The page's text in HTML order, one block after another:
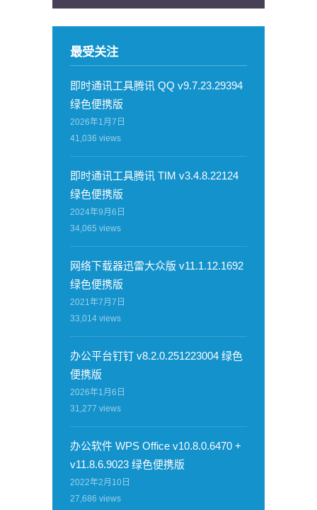
最受关注
即时通讯工具腾讯 QQ v9.7.23.29394
绿色便携版
2026年1月7日
41,036 views
即时通讯工具腾讯 TIM v3.4.8.22124
绿色便携版
2024年9月6日
34,065 views
网络下载器迅雷大众版 v11.1.12.1692
绿色便携版
2021年7月7日
33,014 views
办公平台钉钉 v8.2.0.251223004 绿色
便携版
2026年1月6日
31,277 views
办公软件 WPS Office v10.8.0.6470 +
v11.8.6.9023 绿色便携版
2022年2月10日
27,686 views